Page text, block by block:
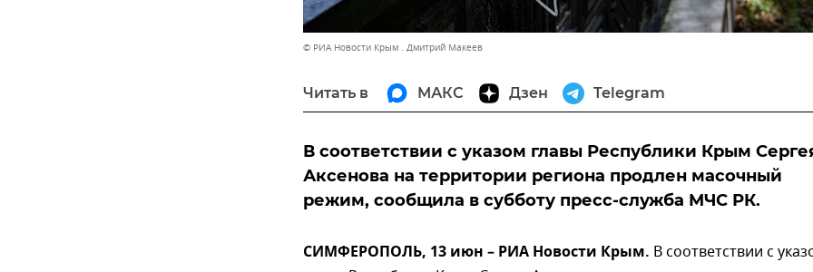
© РИА Новости Крым . Дмитрий Макеев
Читать в МАКС Дзен Telegram
В соответствии с указом главы Республики Крым
Аксенова на территории региона продлен масочный
режим, сообщила в субботу пресс-служба МЧС РК.
СИМФЕРОПОЛЬ, 13 июн – РИА Новости Крым. В соответствии с